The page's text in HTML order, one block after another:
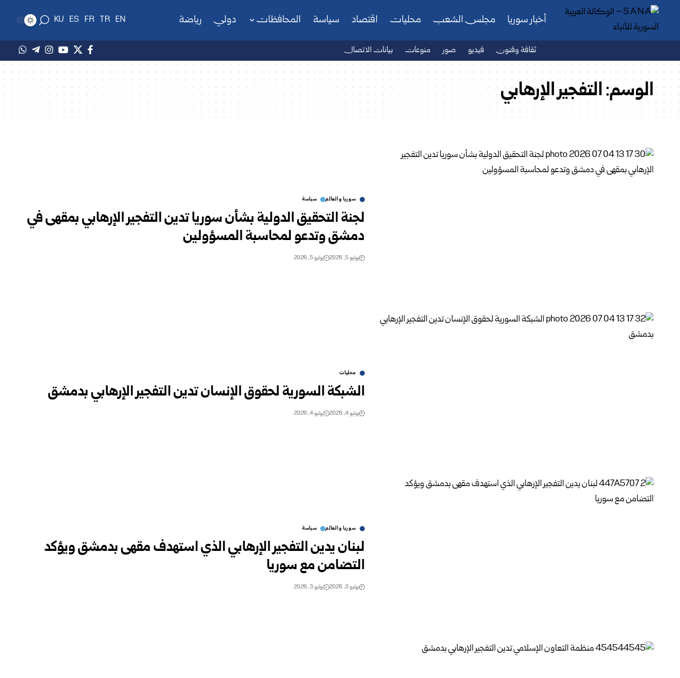
أخبار سوريا مجلس الشعب محليات اقتصاد سياسة المحافظات دولي رياضة EN
TR
FR
ES
KU
ثقافة وفنون فيديو صور منوعات بيانات الاتصال
الوسم:التفجير الإرهابي
سوريا والعالم سياسة
لجنة التحقيق الدولية بشأن سوريا تدين التفجير الإرهابي بمقهى في
دمشق وتدعو لمحاسبة المسؤولين
يوليو 5, 2026 يوليو 5, 2026
محليات
الشبكة السورية لحقوق الإنسان تدين التفجير الإرهابي بدمشق
يوليو 4, 2026 يوليو 4, 2026
سوريا والعالم سياسة
لبنان يدين التفجير الإرهابي الذي استهدف مقهى بدمشق ويؤكد
التضامن مع سوريا
يوليو 3, 2026 يوليو 3, 2026